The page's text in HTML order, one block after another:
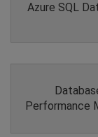
Azure SQL
Performance